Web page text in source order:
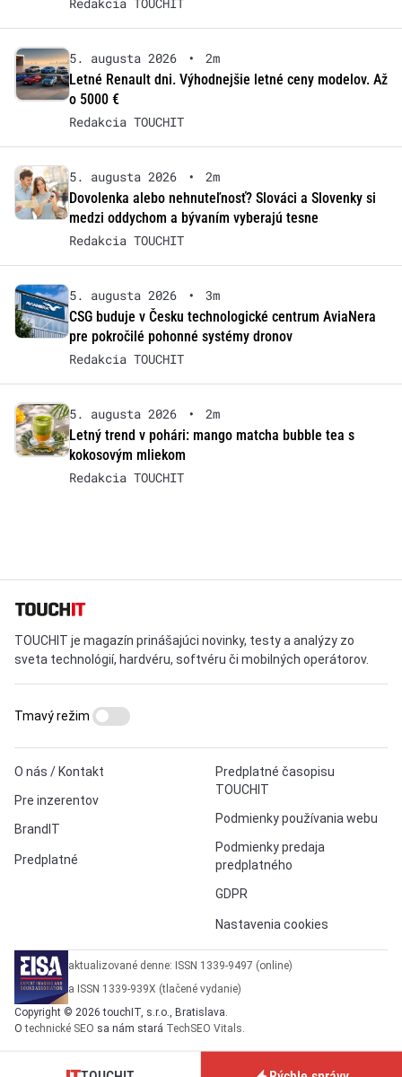
5. augusta 2026 •
2m
Letné Renault dni. Výhodnejšie letné ceny modelov. Až
o 5000 €
Redakcia TOUCHIT
5. augusta 2026 •
2m
Dovolenka alebo nehnuteľnosť? Slováci a Slovenky si
medzi oddychom a bývaním vyberajú tesne
Redakcia TOUCHIT
5. augusta 2026 •
3m
CSG buduje v Česku technologické centrum AviaNera
pre pokročilé pohonné systémy dronov
Redakcia TOUCHIT
5. augusta 2026 •
2m
Letný trend v pohári: mango matcha bubble tea s
kokosovým mliekom
Redakcia TOUCHIT
TOUCHIT je magazín prinášajúci novinky, testy a analýzy zo
sveta technológií, hardvéru, softvéru či mobilných operátorov.
O nás / Kontakt
Pre inzerentov
BrandIT
Predplatné
Predplatné časopisu
TOUCHIT
Podmienky používania webu
Podmienky predaja
predplatného
GDPR
Nastavenia cookies
Tmavý režim
aktualizované denne: ISSN 1339-9497 (online)
a ISSN 1339-939X (tlačené vydanie)
Copyright © 2026 touchIT, s.r.o., Bratislava.
Otechnické SEO sa nám stará TechSEO Vitals.